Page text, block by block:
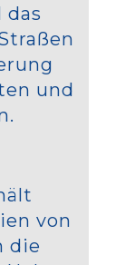
das
und
von
die